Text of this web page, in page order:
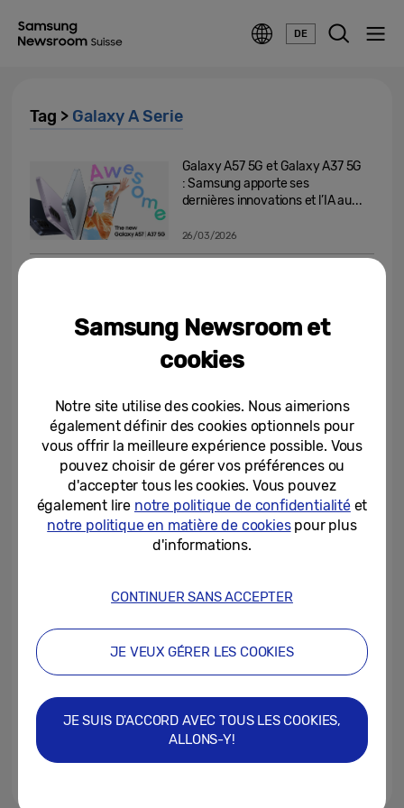
DE
Tag > Galaxy A Serie
Galaxy A57 5G et Galaxy A37 5G
: Samsung apporte ses
dernières innovations et l’IA au...
26/03/2026
03/03/2025
Un lancement avantageux dans
l’écosystème Galaxy : le
nouveau Samsung Galaxy A16...
22/10/2024
Samsung étend la fonction
Circle to Search aux séries
15/08/2024
L’application « Try Galaxy » de
Samsung permet de découvrir
de nouvelles fonctions IA sur...
18/04/2024
Samsung Newsroom et
cookies
Notre site utilise des cookies. Nous aimerions
également définir des cookies optionnels pour
vous offrir la meilleure expérience possible. Vous
pouvez choisir de gérer vos préférences ou
d'accepter tous les cookies. Vous pouvez
également lire notre politique de confidentialitéet
notre politique en matière de cookiespour plus
d'informations.
CONTINUER SANS ACCEPTER
JE VEUX GÉRER LES COOKIES
JE SUIS D'ACCORD AVEC TOUS LES COOKIES,
ALLONS-Y!